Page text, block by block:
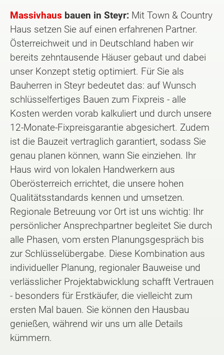
Massivhaus bauen in Steyr: Mit Town & Country
Haus setzen Sie auf einen erfahrenen Partner.
Österreichweit und in Deutschland haben wir
bereits zehntausende Häuser gebaut und dabei
unser Konzept stetig optimiert. Für Sie als
Bauherren in Steyr bedeutet das: auf Wunsch
schlüsselfertiges Bauen zum Fixpreis - alle
Kosten werden vorab kalkuliert und durch unsere
12-Monate-Fixpreisgarantie abgesichert. Zudem
ist die Bauzeit vertraglich garantiert, sodass Sie
genau planen können, wann Sie einziehen. Ihr
Haus wird von lokalen Handwerkern aus
Oberösterreich errichtet, die unsere hohen
Qualitätsstandards kennen und umsetzen.
Regionale Betreuung vor Ort ist uns wichtig: Ihr
persönlicher Ansprechpartner begleitet Sie durch
alle Phasen, vom ersten Planungsgespräch bis
zur Schlüsselübergabe. Diese Kombination aus
individueller Planung, regionaler Bauweise und
verlässlicher Projektabwicklung schafft Vertrauen
- besonders für Erstkäufer, die vielleicht zum
ersten Mal bauen. Sie können den Hausbau
genießen, während wir uns um alle Details
kümmern.